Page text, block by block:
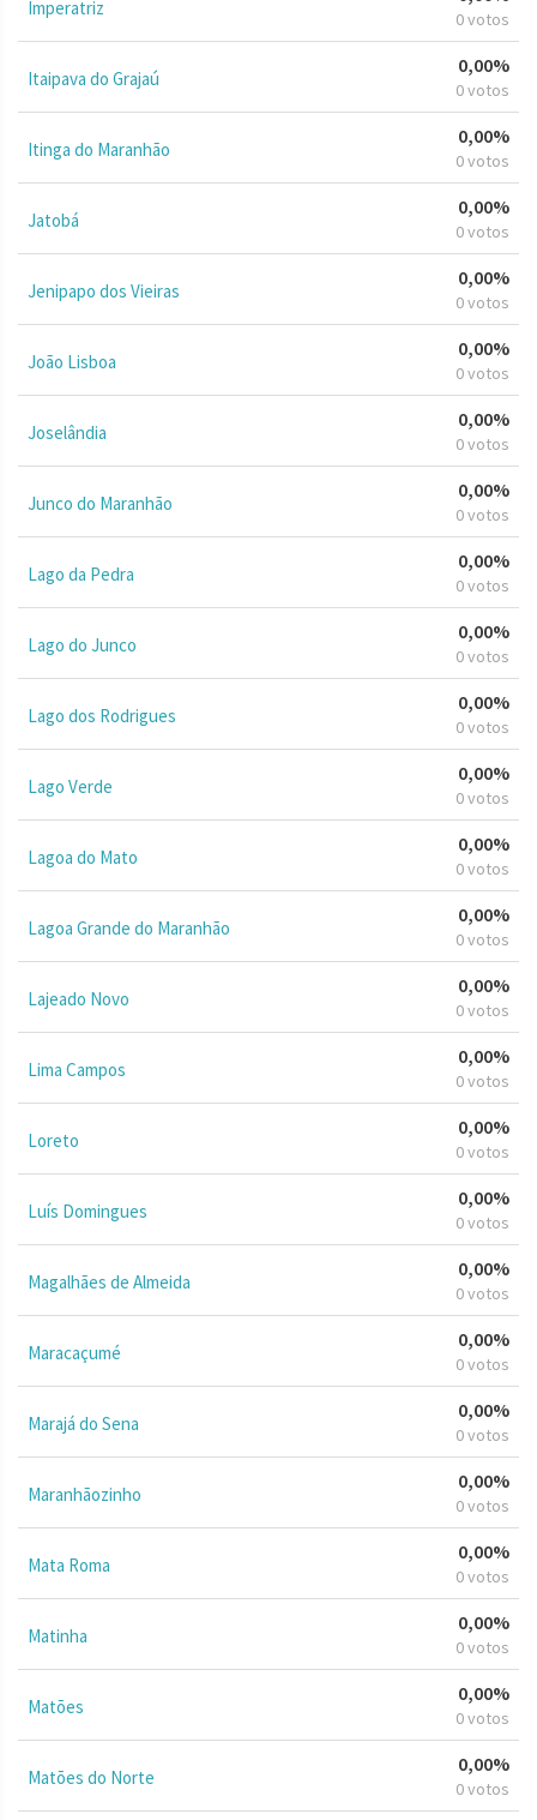
Imperatriz 0 votos
Itaipava do Grajaú
0,00%
0 votos
Itinga do Maranhão
0,00%
0 votos
Jatobá
0,00%
0 votos
Jenipapo dos Vieiras
0,00%
0 votos
João Lisboa
0,00%
0 votos
Joselândia
0,00%
0 votos
Junco do Maranhão
0,00%
0 votos
Lago da Pedra
0,00%
0 votos
Lago do Junco
0,00%
0 votos
Lago dos Rodrigues
0,00%
0 votos
Lago Verde
0,00%
0 votos
Lagoa do Mato
0,00%
0 votos
Lagoa Grande do Maranhão
0,00%
0 votos
Lajeado Novo
0,00%
0 votos
Lima Campos
0,00%
0 votos
Loreto
0,00%
0 votos
Luís Domingues
0,00%
0 votos
Magalhães de Almeida
0,00%
0 votos
Maracaçumé
0,00%
0 votos
Marajá do Sena
0,00%
0 votos
Maranhãozinho
0,00%
0 votos
Mata Roma
0,00%
0 votos
Matinha
0,00%
0 votos
Matões
0,00%
0 votos
Matões do Norte
0,00%
0 votos